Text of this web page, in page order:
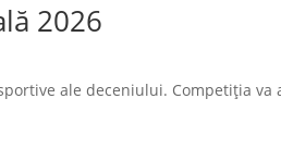
2026
ale deceniului. Competiția va